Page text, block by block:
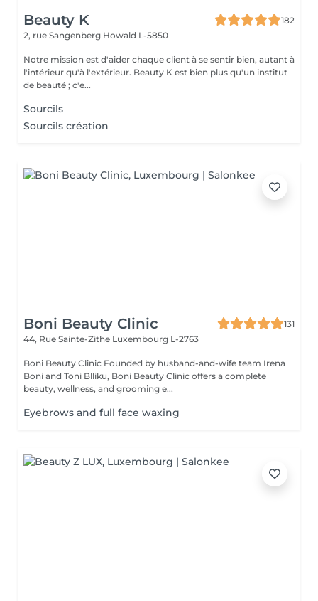
Beauty K
182
2, rue Sangenberg Howald L-5850
Notre mission est d'aider chaque client à se sentir bien, autant à
l'intérieur qu'à l'extérieur. Beauty K est bien plus qu'un institut
de beauté ; c'e...
Sourcils
Sourcils création
Boni Beauty Clinic
131
44, Rue Sainte-Zithe Luxembourg L-2763
Boni Beauty Clinic Founded by husband-and-wife team Irena
Boni and Toni Blliku, Boni Beauty Clinic offers a complete
beauty, wellness, and grooming e...
Eyebrows and full face waxing